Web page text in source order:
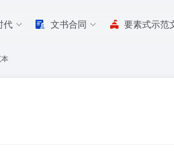
代 文书合同 要素式示范